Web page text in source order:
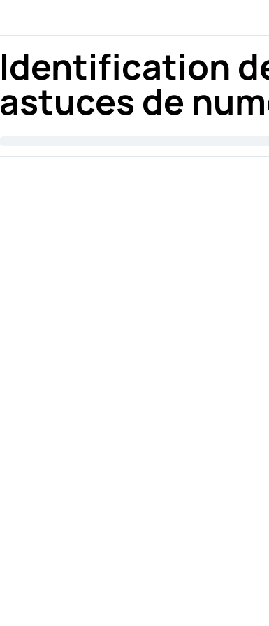
Identification
astuces de